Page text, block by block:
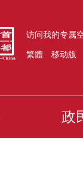
访问我的专属
繁體 移动版
政